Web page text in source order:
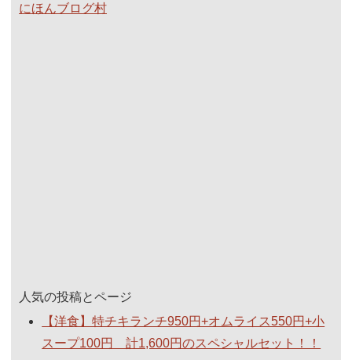
にほんブログ村
人気の投稿とページ
【洋食】特チキランチ950円+オムライス550円+小
スープ100円 計1,600円のスペシャルセット！！